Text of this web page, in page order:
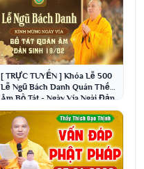
[ TRỰC TUYẾN ] Khóa Lễ 500
Lễ Ngũ Bách Danh Quán Thế
Âm Bồ Tát - Ngày Vía Ngài Đản
Sinh 19/02 Â.L